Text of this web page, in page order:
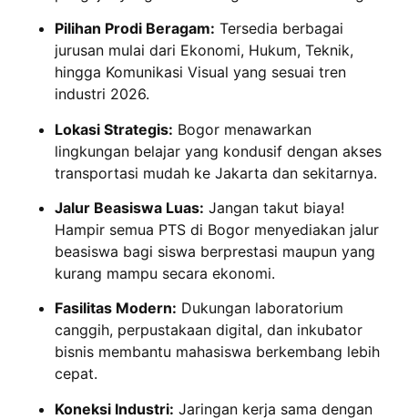
Pilihan Prodi Beragam: Tersedia berbagai
jurusan mulai dari Ekonomi, Hukum, Teknik,
hingga Komunikasi Visual yang sesuai tren
industri 2026.
Lokasi Strategis: Bogor menawarkan
lingkungan belajar yang kondusif dengan akses
transportasi mudah ke Jakarta dan sekitarnya.
Jalur Beasiswa Luas: Jangan takut biaya!
Hampir semua PTS di Bogor menyediakan jalur
beasiswa bagi siswa berprestasi maupun yang
kurang mampu secara ekonomi.
Fasilitas Modern: Dukungan laboratorium
canggih, perpustakaan digital, dan inkubator
bisnis membantu mahasiswa berkembang lebih
cepat.
Koneksi Industri: Jaringan kerja sama dengan